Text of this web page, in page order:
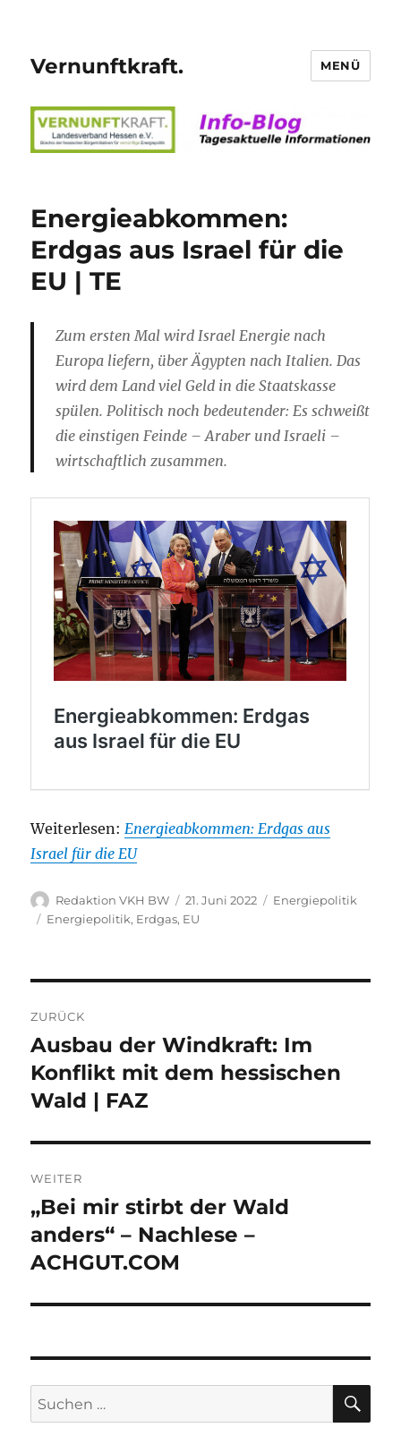
Vernunftkraft. MENÜ
Energieabkommen:
Erdgas aus Israel für die
EU | TE
Zum ersten Mal wird Israel Energie nach
Europa liefern, über Ägypten nach Italien. Das
wird dem Land viel Geld in die Staatskasse
spülen. Politisch noch bedeutender: Es schweißt
die einstigen Feinde – Araber und Israeli –
wirtschaftlich zusammen.
Weiterlesen: Energieabkommen: Erdgas aus
Israel für die EU
Autor
Redaktion VKH BW
Veröffentlicht
am
21. Juni 2022 Kategorien
Energiepolitik
Schlagwörter
Energiepolitik, Erdgas, EU
ZURÜCK
Vorheriger
Beitrag:
Ausbau der Windkraft: Im
Konflikt mit dem hessischen
Wald | FAZ
WEITER
Nächster
Beitrag:
„Bei mir stirbt der Wald
anders“ – Nachlese –
ACHGUT.COM
Suche
nach: